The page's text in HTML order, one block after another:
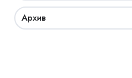
Архив